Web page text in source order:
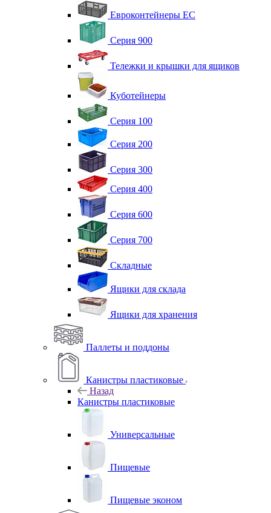
Евроконтейнеры ЕС
Серия 900
Тележки и крышки для ящиков
Куботейнеры
Серия 100
Серия 200
Серия 300
Серия 400
Серия 600
Серия 700
Складные
Ящики для склада
Ящики для хранения
Паллеты и поддоны
Канистры пластиковые
Назад
Канистры пластиковые
Универсальные
Пищевые
Пищевые эконом